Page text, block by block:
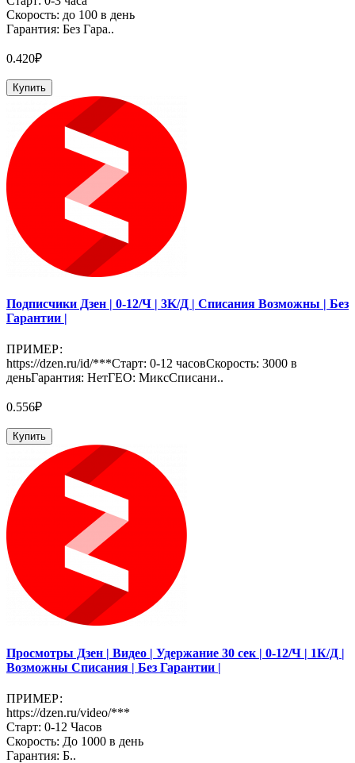
Скорость: до 100 в день
Гарантия: Без Гара..
0.420₽
Купить
Подписчики Дзен | 0-12/Ч | 3K/Д | Списания Возможны | Без
Гарантии |
ПРИМЕР:
https://dzen.ru/id/***Старт: 0-12 часовСкорость: 3000 в
деньГарантия: НетГЕО: МиксСписани..
0.556₽
Купить
Просмотры Дзен | Видео | Удержание 30 сек | 0-12/Ч | 1К/Д |
Возможны Списания | Без Гарантии |
ПРИМЕР:
https://dzen.ru/video/***
Старт: 0-12 Часов
Скорость: До 1000 в день
Гарантия: Б..